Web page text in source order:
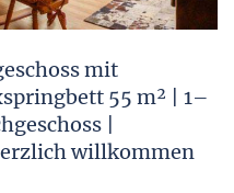
mit
55 m² | 1–
|
willkommen